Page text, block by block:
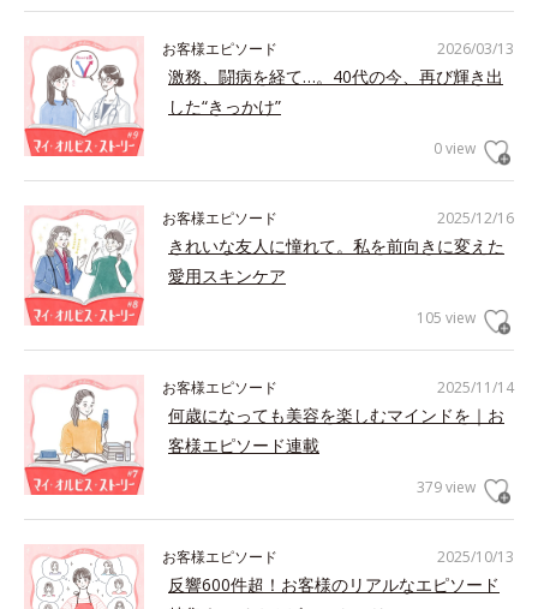
2026/03/13
お客様エピソード
激務、闘病を経て…。40代の今、再び輝き出
した“きっかけ”
0 view
2025/12/16
お客様エピソード
きれいな友人に憧れて。私を前向きに変えた
愛用スキンケア
105 view
2025/11/14
お客様エピソード
何歳になっても美容を楽しむマインドを｜お
客様エピソード連載
379 view
2025/10/13
お客様エピソード
反響600件超！お客様のリアルなエピソード